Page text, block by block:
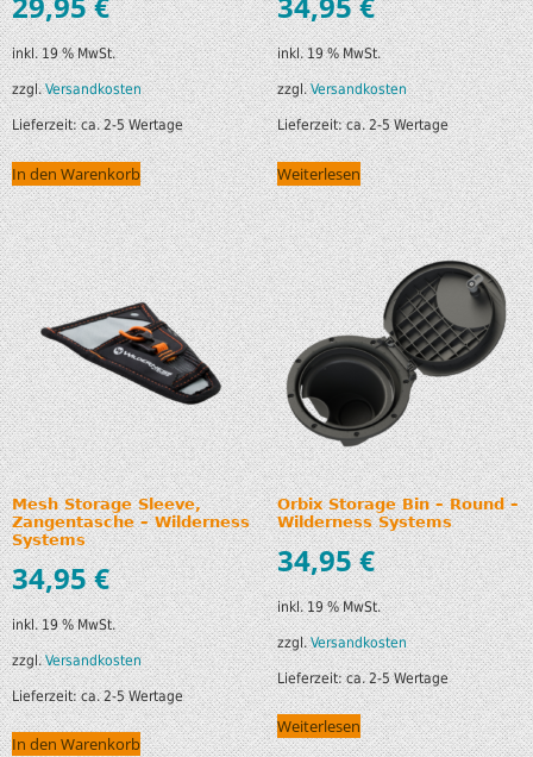
inkl. 19 % MwSt.
zzgl.Versandkosten
Lieferzeit:ca. 2-5 Wertage
In den Warenkorb
inkl. 19 % MwSt.
zzgl.Versandkosten
Lieferzeit:ca. 2-5 Wertage
Weiterlesen
Mesh Storage Sleeve,
Zangentasche – Wilderness
Systems
34,95€
inkl. 19 % MwSt.
zzgl.Versandkosten
Lieferzeit:ca. 2-5 Wertage
In den Warenkorb
Orbix Storage Bin – Round –
Wilderness Systems
34,95€
inkl. 19 % MwSt.
zzgl.Versandkosten
Lieferzeit:ca. 2-5 Wertage
Weiterlesen